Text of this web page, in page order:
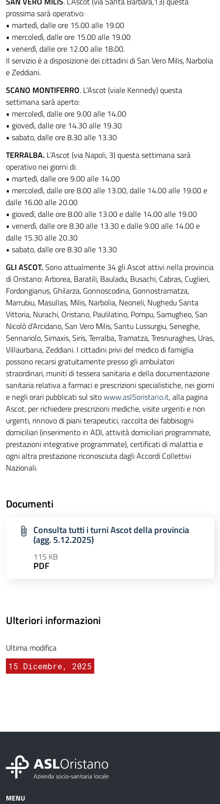
prossima sarà operativo:
• martedì, dalle ore 15.00 alle 19.00
• mercoledì, dalle ore 15.00 alle 19.00
• venerdì, dalle ore 12.00 alle 18.00.
Il servizio è a disposizione dei cittadini di San Vero Milis, Narbolia
e Zeddiani.
SCANO MONTIFERRO. L’Ascot (viale Kennedy) questa
settimana sarà aperto:
• mercoledì, dalle ore 9.00 alle 14.00
• giovedì, dalle ore 14.30 alle 19.30
• sabato, dalle ore 8.30 alle 13.30
TERRALBA. L’Ascot (via Napoli, 3) questa settimana sarà
operativo nei giorni di:
• martedì, dalle ore 9.00 alle 14.00
• mercoledì, dalle ore 8.00 alle 13.00, dalle 14.00 alle 19.00 e
dalle 16.00 alle 20.00
• giovedì, dalle ore 8.00 alle 13.00 e dalle 14.00 alle 19.00
• venerdì, dalle ore 8.30 alle 13.30 e dalle 9.00 alle 14.00 e
dalle 15.30 alle 20.30
• sabato, dalle ore 8.30 alle 13.30
GLI ASCOT. Sono attualmente 34 gli Ascot attivi nella provincia
di Oristano: Arborea, Baratili, Bauladu, Busachi, Cabras, Cuglieri,
Fordongianus, Ghilarza, Gonnoscodina, Gonnostramatza,
Marrubiu, Masullas, Milis, Narbolia, Neoneli, Nughedu Santa
Vittoria, Nurachi, Oristano, Paulilatino, Pompu, Samugheo, San
Nicolò d’Arcidano, San Vero Milis, Santu Lussurgiu, Seneghe,
Sennariolo, Simaxis, Siris, Terralba, Tramatza, Tresnuraghes, Uras,
Villaurbana, Zeddiani. I cittadini privi del medico di famiglia
possono recarsi gratuitamente presso gli ambulatori
straordinari, muniti di tessera sanitaria e della documentazione
sanitaria relativa a farmaci e prescrizioni specialistiche, nei giorni
e negli orari pubblicati sul sitowww.asl5oristano.it, alla pagina
Ascot, per richiedere prescrizioni mediche, visite urgenti e non
urgenti, rinnovo di piani terapeutici, raccolta dei fabbisogni
domiciliari (inserimento in ADI, attività domiciliari programmate,
prestazioni integrative programmate), certificati di malattia e
ogni altra prestazione riconosciuta dagli Accordi Collettivi
Nazionali.
Documenti
Consulta tutti i turni Ascot della provincia
(agg. 5.12.2025)
115 KB
PDF
Ulteriori informazioni
Ultima modifica
15 Dicembre, 2025
MENU